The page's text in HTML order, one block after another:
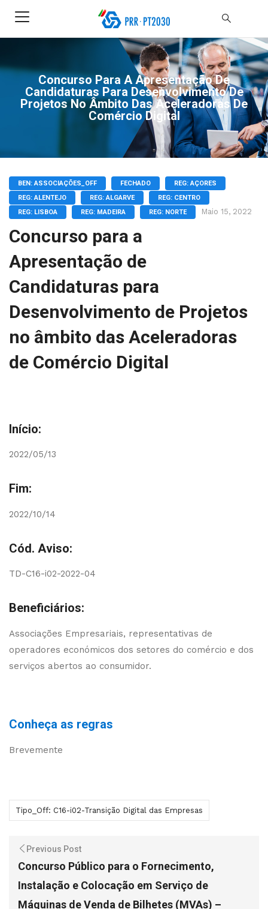
Concurso Para A Apresentação De
Candidaturas Para Desenvolvimento De
Projetos No Âmbito Das Aceleradoras De
Comércio Digital
BEN: ASSOCIAÇÕES_OFF FECHADO
REG: AÇORES
REG: ALENTEJO
REG: ALGARVE
REG: CENTRO
REG: LISBOA
REG: MADEIRA REG: NORTE Maio 15, 2022
Concurso para a
Apresentação de
Candidaturas para
Desenvolvimento de Projetos
no âmbito das Aceleradoras
de Comércio Digital
Início:
2022/05/13
Fim:
2022/10/14
Cód. Aviso:
TD-C16-i02-2022-04
Beneficiários:
Associações Empresariais, representativas de
operadores económicos dos setores do comércio e dos
serviços abertos ao consumidor.
Conheça as regras
Brevemente
Tipo_Off: C16-i02-Transição Digital das Empresas
Previous Post
Concurso Público para o Fornecimento,
Instalação e Colocação em Serviço de
Máquinas de Venda de Bilhetes (MVAs) –